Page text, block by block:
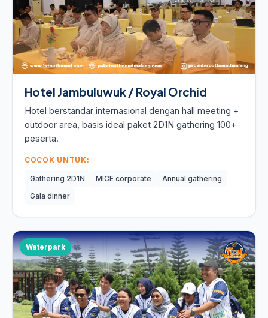
Hotel Jambuluwuk / Royal Orchid
Hotel berstandar internasional dengan hall meeting +
outdoor area, basis ideal paket 2D1N gathering 100+
peserta.
COCOK UNTUK:
Gathering 2D1N MICE corporate
Annual gathering
Gala dinner
Waterpark